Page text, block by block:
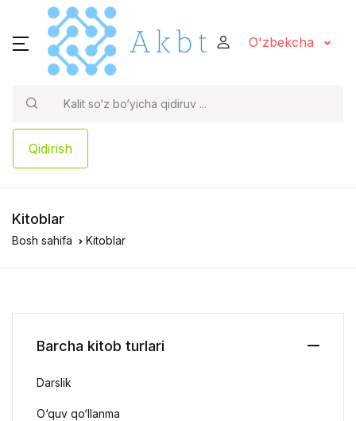
O'zbekcha
Qidirish
Kitoblar
Bosh sahifa Kitoblar
Barcha kitob turlari
Darslik
O‘quv qo‘llanma